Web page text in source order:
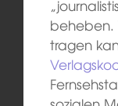
beheben.
tragen